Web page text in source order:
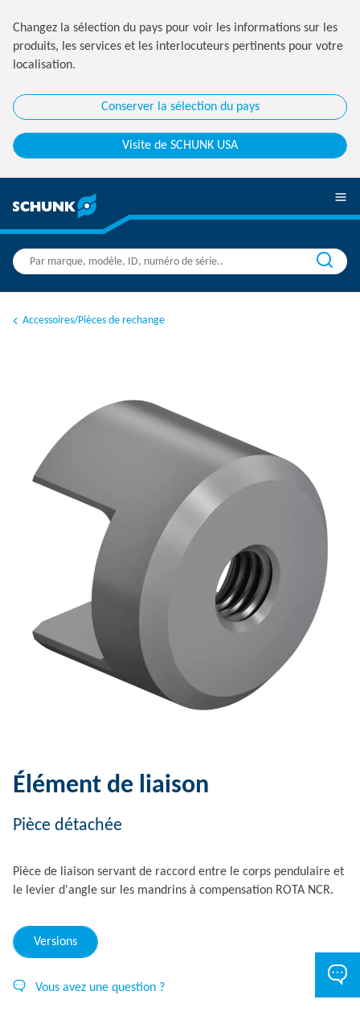
Changez la sélection du pays pour voir les informations sur les
produits, les services et les interlocuteurs pertinents pour votre
localisation.
Conserver la sélection du pays
Visite de SCHUNK USA
Accessoires/Pièces de rechange
Élément de liaison
Pièce détachée
Pièce de liaison servant de raccord entre le corps pendulaire et
le levier d'angle sur les mandrins à compensation ROTA NCR.
Versions
Vous avez une question ?